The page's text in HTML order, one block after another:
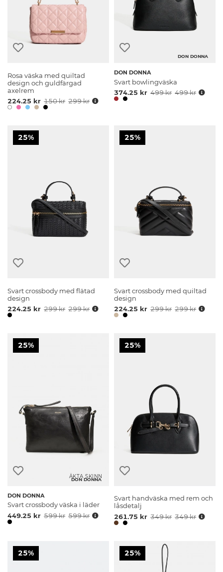
Rosa väska med quiltad
design och guldfärgad
axelrem
224.25 kr 150 kr 299 kr
DON DONNA
DON DONNA
Svart bowlingväska
374.25 kr 499 kr 499 kr
25%
Svart crossbody med flätad
design
224.25 kr 299 kr 299 kr
25%
Svart crossbody med quiltad
design
224.25 kr 299 kr 299 kr
25%
DON DONNA
ÄKTA SKINN
DON DONNA
Svart crossbody väska i läder
449.25 kr 599 kr 599 kr
25%
Svart handväska med rem och
låsdetalj
261.75 kr 349 kr 349 kr
25% 25%